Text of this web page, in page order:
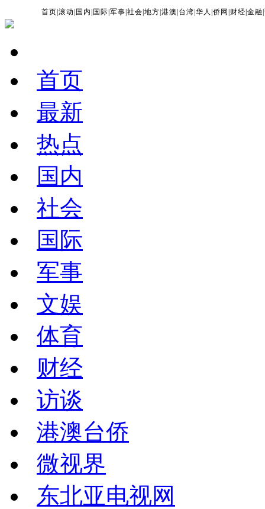
首页 |滚动 国内 国际 |军事 |社会 |地方 |港澳 台湾 |华人 |侨网 财经 |金融 |
首页
最新
热点
国内
社会
国际
军事
文娱
体育
财经
访谈
港澳台侨
微视界
东北亚电视网